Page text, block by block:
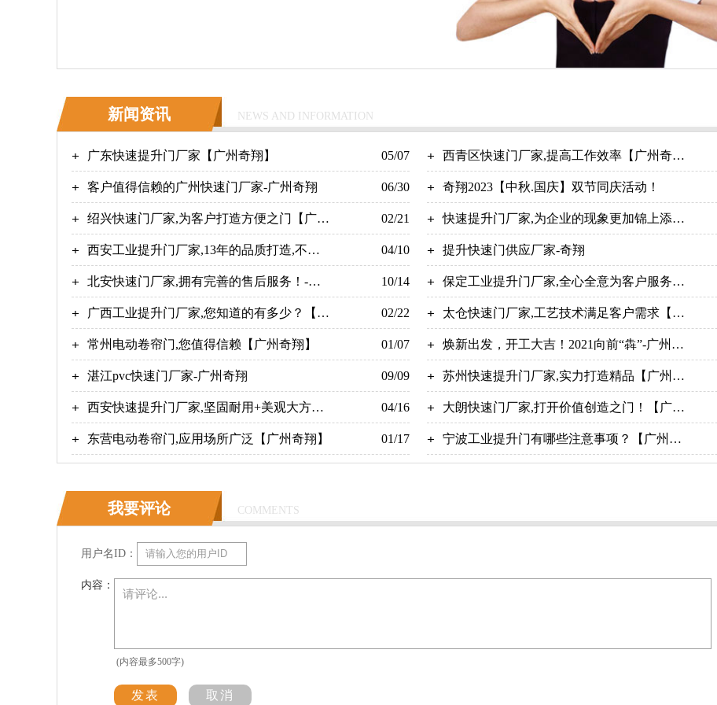
新闻资讯 NEWS AND INFORMATION
广东快速提升门厂家【广州奇翔】 05/07 西青区快速门厂家,提高工作效率【广州奇
翔】
客户值得信赖的广州快速门厂家-广州奇翔 06/30 奇翔2023【中秋.国庆】双节同庆活动！
绍兴快速门厂家,为客户打造方便之门【广州
奇翔】
02/21 快速提升门厂家,为企业的现象更加锦上添
花！【广州奇翔】
西安工业提升门厂家,13年的品质打造,不断
创新！【广州奇翔】
04/10 提升快速门供应厂家-奇翔
北安快速门厂家,拥有完善的售后服务！-广
州奇翔
10/14 保定工业提升门厂家,全心全意为客户服务
【广州奇翔】
广西工业提升门厂家,您知道的有多少？【广
州奇翔】
02/22 太仓快速门厂家,工艺技术满足客户需求【广
州奇翔】
常州电动卷帘门,您值得信赖【广州奇翔】 01/07 焕新出发，开工大吉！2021向前“犇”-广州奇
翔
湛江pvc快速门厂家-广州奇翔 09/09 苏州快速提升门厂家,实力打造精品【广州奇
翔】
西安快速提升门厂家,坚固耐用+美观大方
【广州奇翔】
04/16 大朗快速门厂家,打开价值创造之门！【广州
奇翔】
东营电动卷帘门,应用场所广泛【广州奇翔】 01/17 宁波工业提升门有哪些注意事项？【广州奇
我要评论 COMMENTS
用户名ID：
内容：
(内容最多500字)
发表 取消